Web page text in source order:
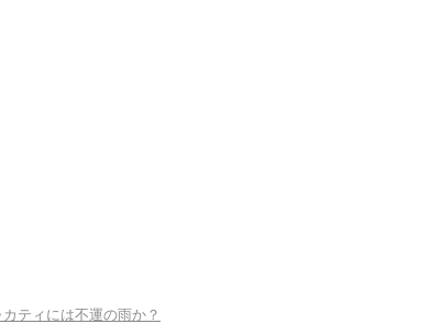
ティには不運の雨か？